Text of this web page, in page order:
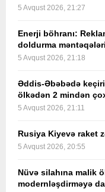
5 Avqust 2026, 21:27
Enerji böhranı:
doldurma
5 Avqust 2026, 21:18
Əddis-Əbəbədə
ölkədən 2 mindən
5 Avqust 2026, 21:11
Rusiya Kiyevə raket
5 Avqust 2026, 20:55
Nüvə silahına malik
modernləşdirməyə